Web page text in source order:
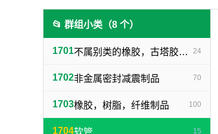
📂 群组小类（8 个）
1701 不属别类的橡胶，古塔胶，树胶 24
1702非金属密封减震制品 70
1703橡胶，树脂，纤维制品 100
1704软管 15